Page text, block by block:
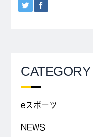
CATEGORY
eスポーツ
NEWS